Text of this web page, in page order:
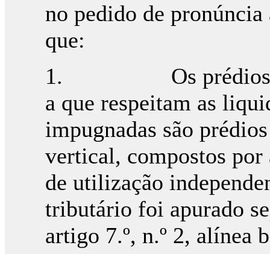
no pedido de
que:
1. Os prédios
a que respeitam as
impugnadas são
vertical, compostos por
de utilização
tributário foi apurado
artigo 7.º, n.º 2,